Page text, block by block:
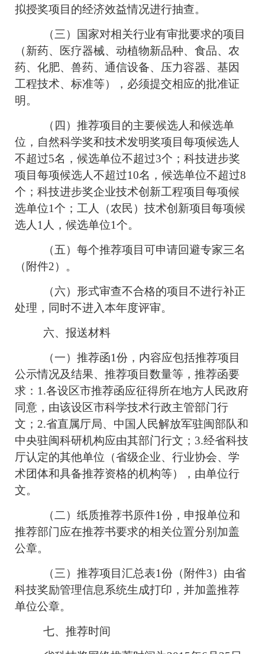
拟授奖项目的经济效益情况进行抽查。
（三）国家对相关行业有审批要求的项目
（新药、医疗器械、动植物新品种、食品、农
药、化肥、兽药、通信设备、压力容器、基因
工程技术、标准等），必须提交相应的批准证
明。
（四）推荐项目的主要候选人和候选单
位，自然科学奖和技术发明奖项目每项候选人
不超过5名，候选单位不超过3个；科技进步奖
项目每项候选人不超过10名，候选单位不超过8
个；科技进步奖企业技术创新工程项目每项候
选单位1个；工人（农民）技术创新项目每项候
选人1人，候选单位1个。
（五）每个推荐项目可申请回避专家三名
（附件2）。
（六）形式审查不合格的项目不进行补正
处理，同时不进入本年度评审。
六、报送材料
（一）推荐函1份，内容应包括推荐项目
公示情况及结果、推荐项目数量等，推荐函要
求：1.各设区市推荐函应征得所在地方人民政府
同意，由该设区市科学技术行政主管部门行
文；2.省直属厅局、中国人民解放军驻闽部队和
中央驻闽科研机构应由其部门行文；3.经省科技
厅认定的其他单位（省级企业、行业协会、学
术团体和具备推荐资格的机构等），由单位行
文。
（二）纸质推荐书原件1份，申报单位和
推荐部门应在推荐书要求的相关位置分别加盖
公章。
（三）推荐项目汇总表1份（附件3）由省
科技奖励管理信息系统生成打印，并加盖推荐
单位公章。
七、推荐时间